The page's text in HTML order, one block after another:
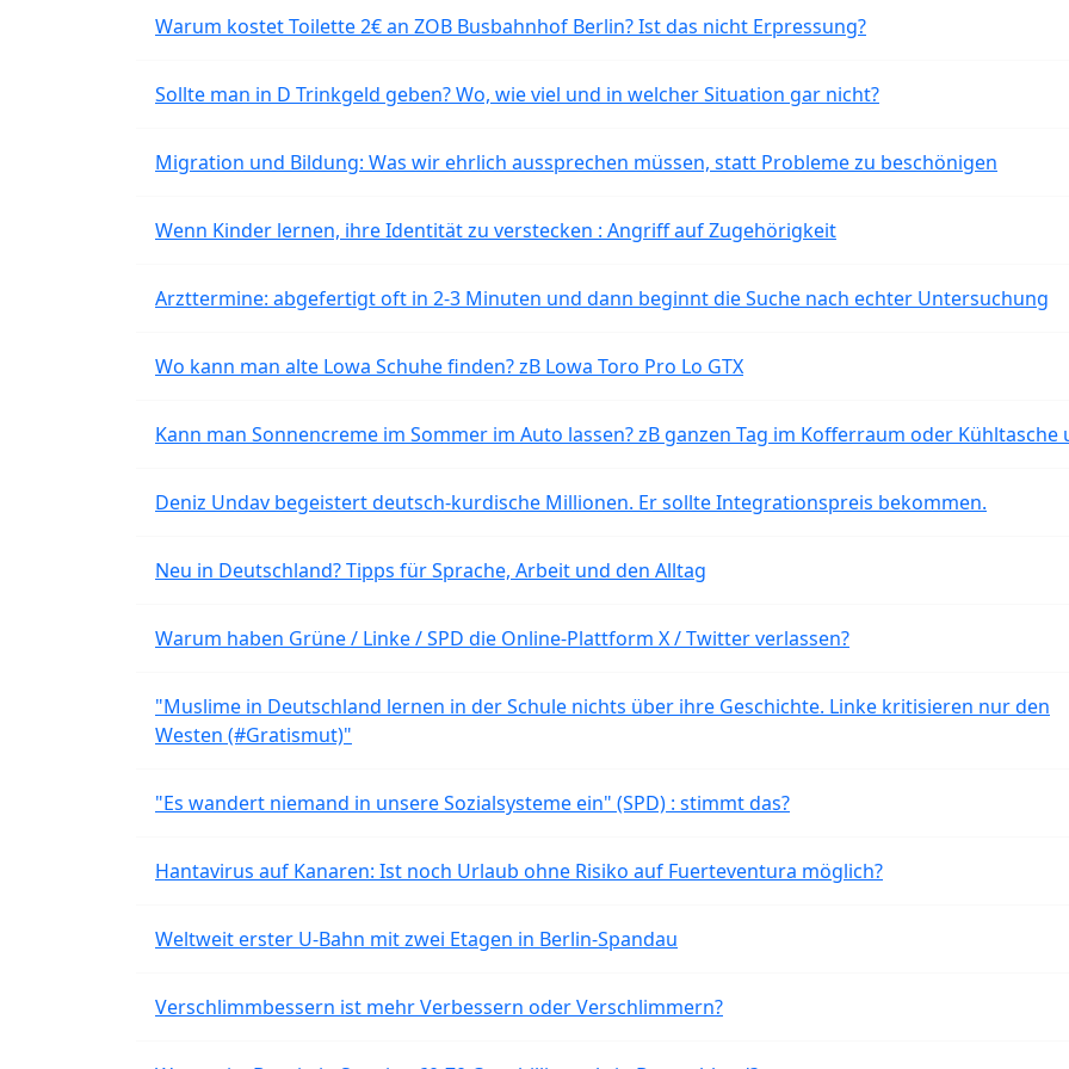
Warum kostet Toilette 2€ an ZOB Busbahnhof Berlin? Ist das nicht Erpressung?
Sollte man in D Trinkgeld geben? Wo, wie viel und in welcher Situation gar nicht?
Migration und Bildung: Was wir ehrlich aussprechen müssen, statt Probleme zu beschönigen
Wenn Kinder lernen, ihre Identität zu verstecken : Angriff auf Zugehörigkeit
Arzttermine: abgefertigt oft in 2-3 Minuten und dann beginnt die Suche nach echter Untersuchung
Wo kann man alte Lowa Schuhe finden? zB Lowa Toro Pro Lo GTX
Kann man Sonnencreme im Sommer im Auto lassen? zB ganzen Tag im Kofferraum oder Kühltasche
Deniz Undav begeistert deutsch-kurdische Millionen. Er sollte Integrationspreis bekommen.
Neu in Deutschland? Tipps für Sprache, Arbeit und den Alltag
Warum haben Grüne / Linke / SPD die Online-Plattform X / Twitter verlassen?
"Muslime in Deutschland lernen in der Schule nichts über ihre Geschichte. Linke kritisieren nur den
Westen (#Gratismut)"
"Es wandert niemand in unsere Sozialsysteme ein" (SPD) : stimmt das?
Hantavirus auf Kanaren: Ist noch Urlaub ohne Risiko auf Fuerteventura möglich?
Weltweit erster U-Bahn mit zwei Etagen in Berlin-Spandau
Verschlimmbessern ist mehr Verbessern oder Verschlimmern?